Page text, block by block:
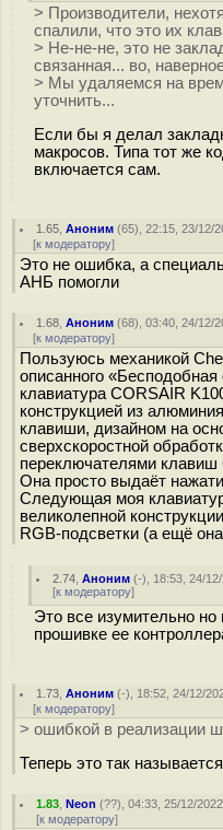
> Производители,
спалили, что это их
> Не-не-не, это не
связанная... во,
> Мы удаляемся на
уточнить...
Если бы я делал
макросов. Типа тот же
включается сам.
1.65 ,Аноним (65), 22:15, 23/12/
[к модератору]
Это не ошибка, а
АНБ помогли
1.68 ,Аноним (68), 03:40, 24/12/
[к модератору]
Пользуюсь механикой
описанного «Бесподобная
клавиатура CORSAIR
конструкцией из
клавиши, дизайном на
сверхскоростной
переключателями
Она просто выдаёт
Следующая моя
великолепной
RGB-подсветки (а ещё
2.74 ,Аноним (-), 18:53, 24/
[к модератору]
Это все изумительно но
прошивке ее
1.73 ,Аноним (-), 18:52, 24/12/
[к модератору]
> ошибкой в реализации
Теперь это так
1.83 ,Neon (??), 04:33, 25/12/
[к модератору]